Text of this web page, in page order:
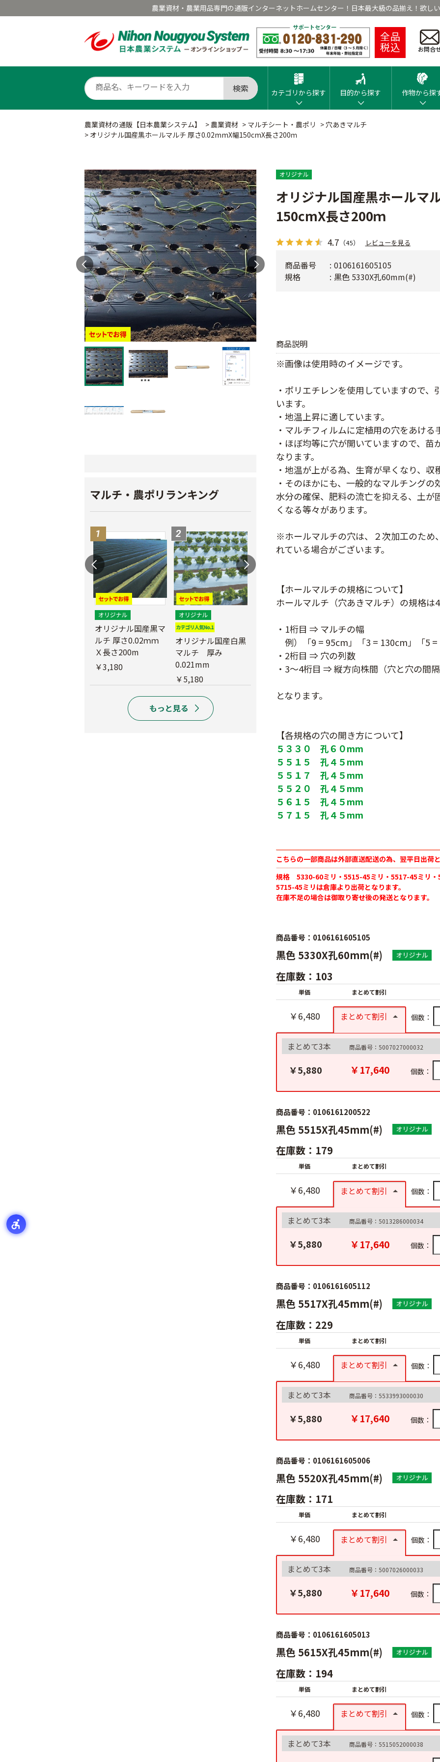
農業資材・農業用品専門の通販インターネットホームセンター！日本最大級の品揃え！欲しい
全品
税込 お問合
検索 カテゴリから探す 目的から探す 作物から探
農業資材の通販【日本農業システム】 > 農業資材 > マルチシート・農ポリ > 穴あきマルチ
> オリジナル国産黒ホールマルチ 厚さ0.02mmX幅150cmX長さ200ｍ
マルチ・農ポリランキング
オリジナル国産黒マ
ルチ 厚さ0.02ｍｍ
Ｘ長さ200m
￥3,180
オリジナル国産白黒
マルチ 厚み
0.021mm
￥5,180
オリジナル国産銀黒
マルチ 厚さ
0.023mm
￥5,680
オリジナル国産黒ホ
ールマルチ 厚さ
0.02mmX幅95cmX
長さ200ｍ
Ｘ長
オリジナル国産黒ホールマ
150cmX長さ200ｍ
4.7 （45） レビューを見る
商品説明
※画像は使用時のイメージです。
・ポリエチレンを使用していますので
います。
・地温上昇に適しています。
・マルチフィルムに定植用の穴をあける
・ほぼ均等に穴が開いていますので、
なります。
・地温が上がる為、生育が早くなり、収
・そのほかにも、一般的なマルチング
水分の確保、肥料の流亡を抑える、土が
くなる等々があります。
※ホールマルチの穴は、２次加工のため
れている場合がございます。
【ホールマルチの規格について】
ホールマルチ（穴あきマルチ）の規格は
・1桁目 ⇒ マルチの幅
例）「9 = 95cm」「3 = 130cm」「5 =
・2桁目 ⇒ 穴の列数
・3～4桁目 ⇒ 縦方向株間（穴と穴の間隔
となります。
【各規格の穴の開き方について】
５３３０ 孔６０mm
５５１５ 孔４５mm
５５１７ 孔４５mm
５５２０ 孔４５mm
５６１５ 孔４５mm
５７１５ 孔４５mm
こちらの一部商品は外部直送配送の為、翌平日出荷と
規格 5330-60ミリ・5515-45ミリ・5517-45ミリ・
5715-45ミリは倉庫より出荷となります。
在庫不足の場合は御取り寄せ後の発送となります。
商品番号
0106161605105
規格
黒色 5330X孔60mm(#)
商品番号：0106161605105
黒色 5330X孔60mm(#)
在庫数：103
単価 まとめて割引
￥6,480 まとめて割引 個数：
まとめて3本 商品番号：5007027000032
￥5,880 ￥17,640 個数：
商品番号：0106161200522
黒色 5515X孔45mm(#)
在庫数：179
単価 まとめて割引
￥6,480 まとめて割引 個数：
まとめて3本 商品番号：5013286000034
￥5,880 ￥17,640 個数：
商品番号：0106161605112
黒色 5517X孔45mm(#)
在庫数：229
単価 まとめて割引
￥6,480 まとめて割引 個数：
まとめて3本 商品番号：5533993000030
￥5,880 ￥17,640 個数：
商品番号：0106161605006
黒色 5520X孔45mm(#)
在庫数：171
単価 まとめて割引
￥6,480 まとめて割引 個数：
まとめて3本 商品番号：5007026000033
￥5,880 ￥17,640 個数：
商品番号：0106161605013
黒色 5615X孔45mm(#)
在庫数：194
単価 まとめて割引
￥6,480 まとめて割引 個数：
まとめて3本 商品番号：5515052000038